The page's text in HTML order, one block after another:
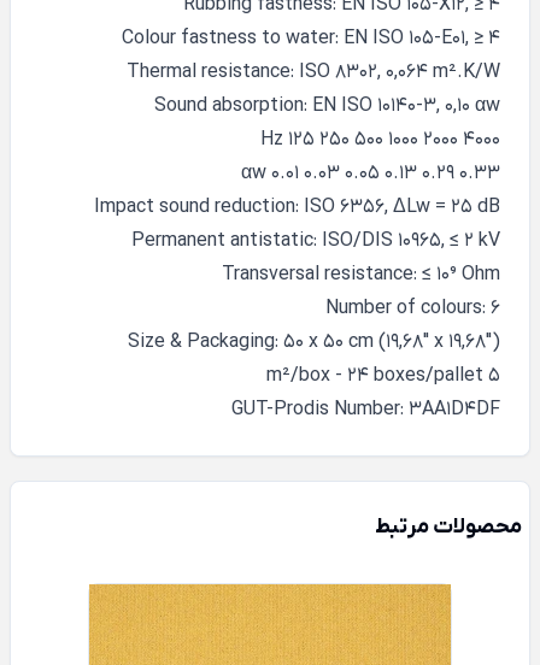
Rubbing fastness: EN ISO 105-X12, ≥ 4
Colour fastness to water: EN ISO 105-E01, ≥ 4
Thermal resistance: ISO 8302, 0,064 m².K/W
Sound absorption: EN ISO 10140-3, 0,10 αw
Hz 125 250 500 1000 2000 4000
αw 0.01 0.03 0.05 0.13 0.29 0.33
Impact sound reduction: ISO 6356, ΔLw = 25 dB
Permanent antistatic: ISO/DIS 10965, ≤ 2 kV
Transversal resistance: ≤ 10⁹ Ohm
Number of colours: 6
Size & Packaging: 50 x 50 cm (19,68" x 19,68")
5 m²/box - 24 boxes/pallet
GUT-Prodis Number: 3AA1D4DF
محصولات مرتبط